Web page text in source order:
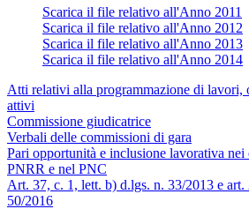
Scarica il file relativo all'Anno 2011
Scarica il file relativo all'Anno 2012
Scarica il file relativo all'Anno 2013
Scarica il file relativo all'Anno 2014
Atti relativi alla programmazione di lavori,
attivi
Commissione giudicatrice
Verbali delle commissioni di gara
Pari opportunità e inclusione lavorativa
PNRR e nel PNC
Art. 37, c. 1, lett. b) d.lgs. n. 33/2013 e art.
50/2016